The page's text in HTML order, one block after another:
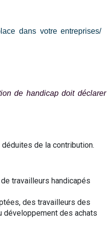
dans votre entreprises/
de handicap doit déclarer
de la contribution.
travailleurs handicapés
des travailleurs des
développement des achats